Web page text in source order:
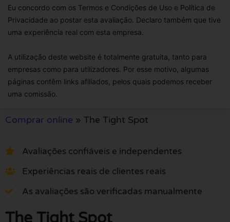
Eu concordo com os Termos e Condições de Uso e Política de
Privacidade ao postar esta avaliação. Declaro também que tive
uma experiência real com esta empresa.
A utilização deste website é totalmente gratuita, tanto para
empresas como para utilizadores. Por esse motivo, algumas
páginas contêm links afiliados, pelos quais podemos receber
uma comissão.
Comprar online » The Tight Spot
Avaliações confiáveis e independentes
Experiências reais de clientes reais
As avaliações são verificadas manualmente
The Tight Spot